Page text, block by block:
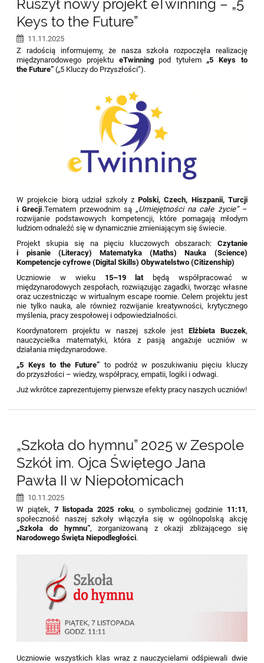
Ruszył nowy projekt eTwinning – „5
Keys to the Future”
11.11.2025
Z radością informujemy, że nasza szkoła rozpoczęła realizację
międzynarodowego projektu eTwinningpod tytułem „5 Keys to
the Future” („5 Kluczy do Przyszłości”).
W projekcie biorą udział szkoły zPolski, Czech, Hiszpanii, Turcji
i Grecji.Tematem przewodnim są „Umiejętności na całe życie”–
rozwijanie podstawowych kompetencji, które pomagają młodym
ludziom odnaleźć się w dynamicznie zmieniającym się świecie.
Projekt skupia się na pięciu kluczowych obszarach: Czytanie
i pisanie (Literacy)
Matematyka (Maths)
Nauka (Science)
Kompetencje cyfrowe (Digital Skills) Obywatelstwo (Citizenship)
Uczniowie w wieku 15–19 lat będą współpracować w
międzynarodowych zespołach, rozwiązując zagadki, tworząc własne
oraz uczestnicząc w wirtualnym escape roomie. Celem projektu jest
nie tylko nauka, ale również rozwijanie kreatywności, krytycznego
myślenia, pracy zespołowej i odpowiedzialności.
Koordynatorem projektu w naszej szkole jest Elżbieta Buczek,
nauczycielka matematyki, która z pasją angażuje uczniów w
działania międzynarodowe.
„5 Keys to the Future” to podróż w poszukiwaniu pięciu kluczy
do przyszłości – wiedzy, współpracy, empatii, logiki i odwagi.
Już wkrótce zaprezentujemy pierwsze efekty pracy naszych uczniów!
„Szkoła do hymnu” 2025 w Zespole
Szkół im. Ojca Świętego Jana
Pawła II w Niepołomicach
10.11.2025
W piątek,7 listopada 2025 roku, o symbolicznej godzinie 11:11 ,
społeczność naszej szkoły włączyła się w ogólnopolską akcję
„Szkoła do hymnu”, zorganizowaną z okazji zbliżającego się
Narodowego Święta Niepodległości.
Uczniowie wszystkich klas wraz z nauczycielami odśpiewali dwie